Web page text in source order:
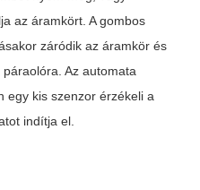
az áramkört. A gombos
záródik az áramkör és
Az automata
egy kis szenzor érzékeli a
indítja el.